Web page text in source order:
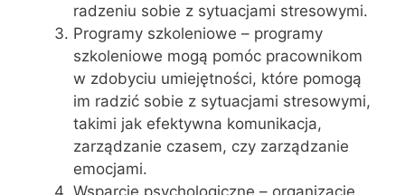
radzeniu sobie z sytuacjami stresowymi.
Programy szkoleniowe – programy
szkoleniowe mogą pomóc pracownikom
w zdobyciu umiejętności, które pomogą
im radzić sobie z sytuacjami stresowymi,
takimi jak efektywna komunikacja,
zarządzanie czasem, czy zarządzanie
emocjami.
Wsparcie psychologiczne – organizacje